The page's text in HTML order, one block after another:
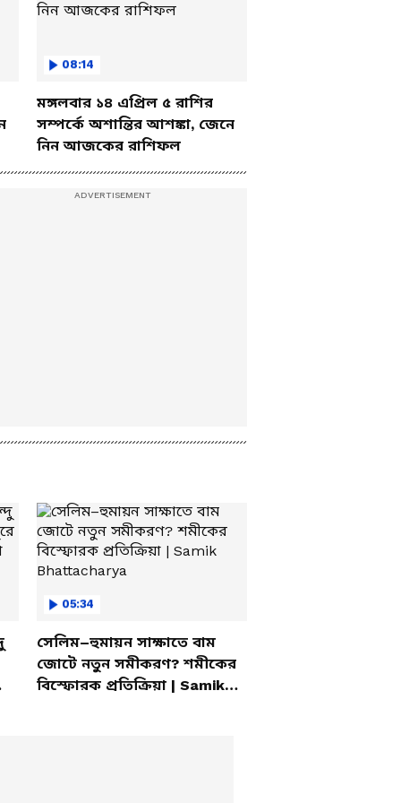
08:14
মঙ্গলবার ১৪ এপ্রিল ৫ রাশির
সম্পর্কে অশান্তির আশঙ্কা, জেনে
নিন আজকের রাশিফল
05:34
সেলিম–হুমায়ন সাক্ষাতে বাম
জোটে নতুন সমীকরণ? শমীকের
বিস্ফোরক প্রতিক্রিয়া | Samik